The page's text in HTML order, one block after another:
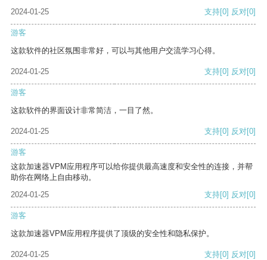
2024-01-25
支持[0] 反对[0]
游客
这款软件的社区氛围非常好，可以与其他用户交流学习心得。
2024-01-25 支持[0] 反对[0]
游客
这款软件的界面设计非常简洁，一目了然。
2024-01-25 支持[0] 反对[0]
游客
这款加速器VPM应用程序可以给你提供最高速度和安全性的连接，并帮
助你在网络上自由移动。
2024-01-25
支持[0] 反对[0]
游客
这款加速器VPM应用程序提供了顶级的安全性和隐私保护。
2024-01-25 支持[0] 反对[0]